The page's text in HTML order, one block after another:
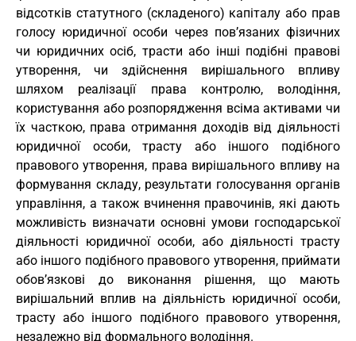
відсотків статутного (складеного) капіталу або прав
голосу юридичної особи через пов’язаних фізичних
чи юридичних осіб, трасти або інші подібні правові
утворення, чи здійснення вирішального впливу
шляхом реалізації права контролю, володіння,
користування або розпорядження всіма активами чи
їх часткою, права отримання доходів від діяльності
юридичної особи, трасту або іншого подібного
правового утворення, права вирішального впливу на
формування складу, результати голосування органів
управління, а також вчинення правочинів, які дають
можливість визначати основні умови господарської
діяльності юридичної особи, або діяльності трасту
або іншого подібного правового утворення, приймати
обов’язкові до виконання рішення, що мають
вирішальний вплив на діяльність юридичної особи,
трасту або іншого подібного правового утворення,
незалежно від формального володіння.